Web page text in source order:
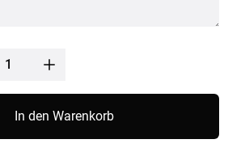
In den Warenkorb